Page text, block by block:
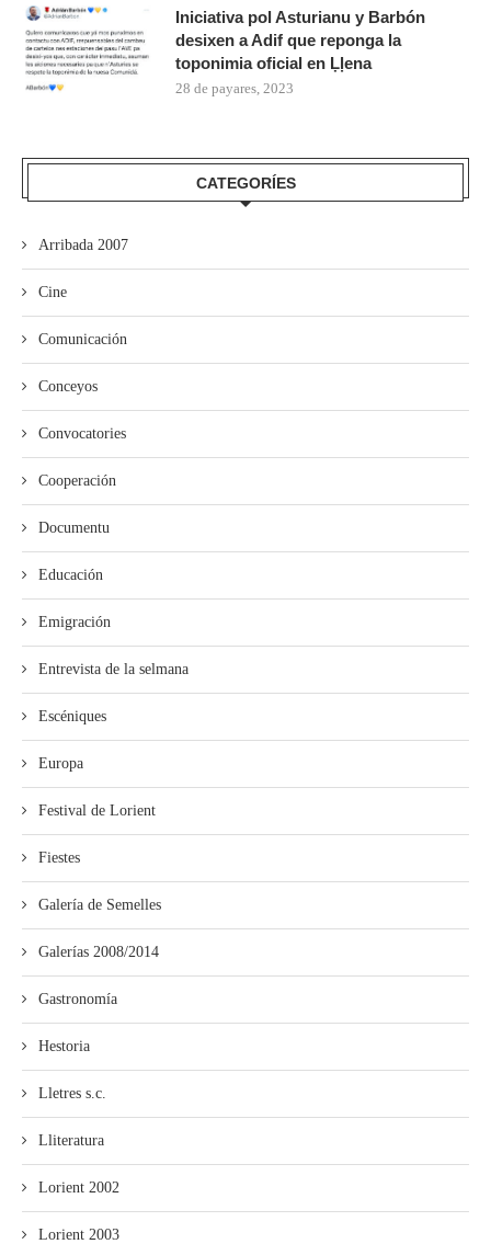
Iniciativa pol Asturianu y Barbón
desixen a Adif que reponga la
toponimia oficial en Ḷḷena
28 de payares, 2023
CATEGORÍES
Arribada 2007
Cine
Comunicación
Conceyos
Convocatories
Cooperación
Documentu
Educación
Emigración
Entrevista de la selmana
Escéniques
Europa
Festival de Lorient
Fiestes
Galería de Semelles
Galerías 2008/2014
Gastronomía
Hestoria
Lletres s.c.
Lliteratura
Lorient 2002
Lorient 2003